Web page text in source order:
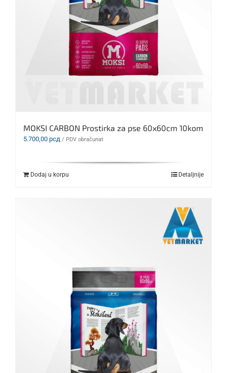
MOKSI CARBON Prostirka za pse 60x60cm 10kom
5.700,00 рсд / PDV obračunat
Dodaj u korpu Detaljnije